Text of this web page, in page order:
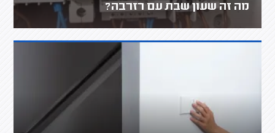
מה זה שעון שבת עם רזרבה?